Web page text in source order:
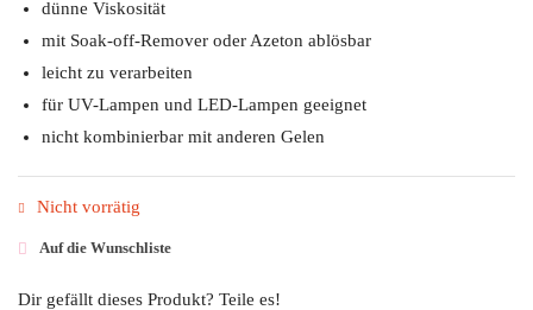
dünne Viskosität
mit Soak-off-Remover oder Azeton ablösbar
leicht zu verarbeiten
für UV-Lampen und LED-Lampen geeignet
nicht kombinierbar mit anderen Gelen
Nicht vorrätig
Auf die Wunschliste
Dir gefällt dieses Produkt? Teile es!